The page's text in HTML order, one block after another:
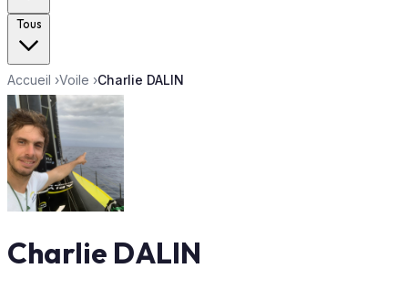
Tous
Accueil ›Voile ›Charlie DALIN
Charlie DALIN